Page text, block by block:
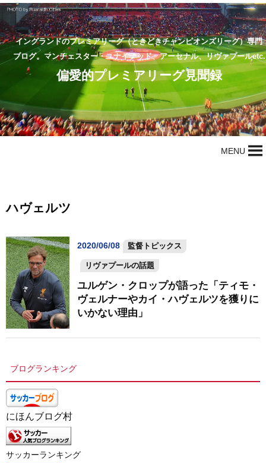
イングランドのプレミアリーグ（ときどきチャンピオンズリーグ）専門
ブログ。マンチェスター・ユナイテッド、アーセナル、リヴァプールetc.
偏愛的プレミアリーグ見聞録
MENU
ハヴェルツ
2020/06/08 監督トピックス
リヴァプールの話題
ユルゲン・クロップが語った「ティモ・
ヴェルナーやカイ・ハヴェルツを獲りに
いかない理由」
ブログランキング
にほんブログ村
サッカーランキング